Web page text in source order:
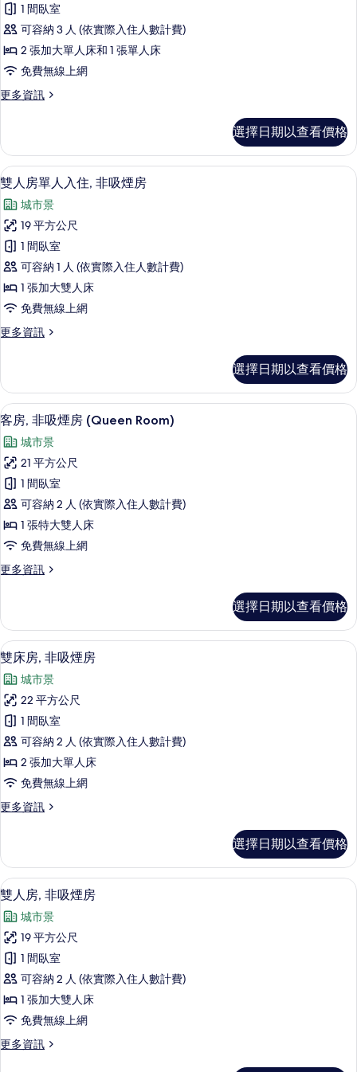
片
Bed)
的
詳
情
房,
非
吸
煙
房,
間
(with
Extra
Bed)
的
所
有
相
片
1 間臥室
可容納 3 人 (依實際入住人數計費)
2 張加大單人床和 1 張單人床
免費無線上網
更多資訊
更
房,
非
吸
房,
邊
間
(with
Extra
Bed)
的
詳
選擇日期以查看價格
顯
示
雙
人
房
單
人
入
住,
吸
煙
房
的
所
有
相
片
羽絨被、客房內保險箱、書桌、遮光
13
雙人房單人入住, 非吸煙房
城市景
19 平方公尺
1 間臥室
可容納 1 人 (依實際入住人數計費)
1 張加大雙人床
免費無線上網
更多資訊
更
房
單
人
住,
非
吸
煙
房
的
詳
情
選擇日期以查看價格
顯
示
客
房,
非
吸
煙
房
(Queen
所
有
相
片
客房, 非吸煙房 (Queen Room) | 羽絨
16
客房, 非吸煙房 (Queen Room)
城市景
21 平方公尺
1 間臥室
可容納 2 人 (依實際入住人數計費)
1 張特大雙人床
免費無線上網
更多資訊
更
非
吸
煙
(Queen
Room)
的
詳
情
選擇日期以查看價格
顯
示
雙
床
房,
非
吸
煙
房
所
有
相
片
羽絨被、客房內保險箱、書桌、遮光
15
雙床房, 非吸煙房
城市景
22 平方公尺
1 間臥室
可容納 2 人 (依實際入住人數計費)
2 張加大單人床
免費無線上網
更多資訊
更
房,
非
吸
房
的
詳
情
選擇日期以查看價格
顯
示
雙
人
房,
非
吸
煙
房
羽絨被、客房內保險箱、書桌、遮光
13
雙人房, 非吸煙房
城市景
19 平方公尺
1 間臥室
可容納 2 人 (依實際入住人數計費)
1 張加大雙人床
免費無線上網
更多資訊
更